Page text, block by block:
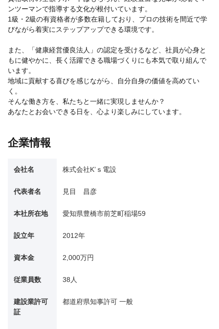
ンツーマンで指導する文化が根付いています。
1級・2級の有資格者が多数在籍しており、プロの技術を間近で学
びながら着実にステップアップできる環境です。
また、「健康経営優良法人」の認定を受けるなど、社員が心身と
もに健やかに、長く活躍できる職場づくりにも本気で取り組んで
います。
地域に貢献する喜びを感じながら、自分自身の価値を高めてい
く。
そんな働き方を、私たちと一緒に実現しませんか？
あなたとお会いできる日を、心より楽しみにしています。
企業情報
会社名 株式会社K’ｓ電設
代表者名 見目 昌彦
本社所在地 愛知県豊橋市前芝町稲場59
設立年 2012年
資本金 2,000万円
従業員数 38人
建設業許可
証
都道府県知事許可 一般